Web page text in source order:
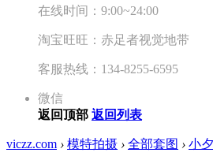
在线时间：9:00~24:00
淘宝旺旺：赤足者视觉地带
客服热线：134-8255-6595
微信
返回顶部 返回列表
viczz.com › 模特拍摄 › 全部套图 › 小